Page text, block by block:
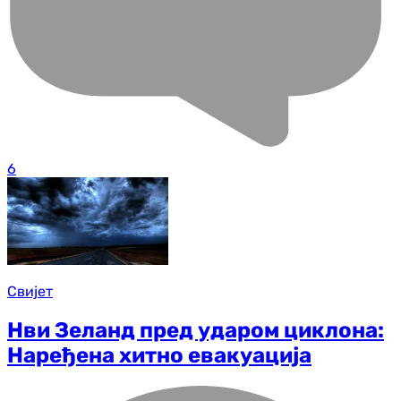
6
Свијет
Нви Зеланд пред ударом циклона:
Наређена хитно евакуација